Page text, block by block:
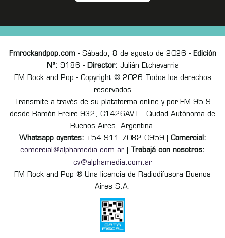
Fmrockandpop.com- Sábado, 8 de agosto de 2026 - Edición
Nº: 9186 - Director: Julián Etchevarria
FM Rock and Pop - Copyright © 2026 Todos los derechos
reservados
Transmite a través de su plataforma online y por FM 95.9
desde Ramón Freire 932, C1426AVT - Ciudad Autónoma de
Buenos Aires, Argentina.
Whatsapp oyentes: +54 911 7082 0959 | Comercial:
comercial@alphamedia.com.ar
Trabajá con nosotros:
cv@alphamedia.com.ar
FM Rock and Pop ® Una licencia de Radiodifusora Buenos
Aires S.A.